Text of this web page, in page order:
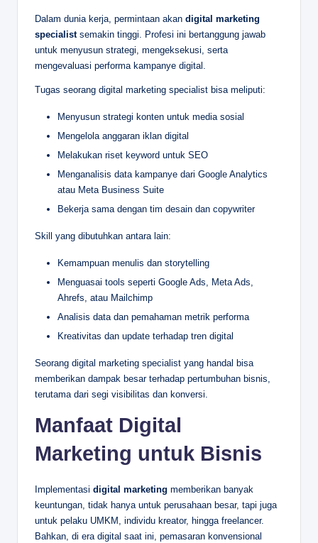
Dalam dunia kerja, permintaan akan digital marketing
specialistsemakin tinggi. Profesi ini bertanggung jawab
untuk menyusun strategi, mengeksekusi, serta
mengevaluasi performa kampanye digital.
Tugas seorang digital marketing specialist bisa meliputi:
Menyusun strategi konten untuk media sosial
Mengelola anggaran iklan digital
Melakukan riset keyword untuk SEO
Menganalisis data kampanye dari Google Analytics
atau Meta Business Suite
Bekerja sama dengan tim desain dan copywriter
Skill yang dibutuhkan antara lain:
Kemampuan menulis dan storytelling
Menguasai tools seperti Google Ads, Meta Ads,
Ahrefs, atau Mailchimp
Analisis data dan pemahaman metrik performa
Kreativitas dan update terhadap tren digital
Seorang digital marketing specialist yang handal bisa
memberikan dampak besar terhadap pertumbuhan bisnis,
terutama dari segi visibilitas dan konversi.
Manfaat Digital
Marketing untuk Bisnis
Implementasi digital marketing memberikan banyak
keuntungan, tidak hanya untuk perusahaan besar, tapi juga
untuk pelaku UMKM, individu kreator, hingga freelancer.
Bahkan, di era digital saat ini, pemasaran konvensional